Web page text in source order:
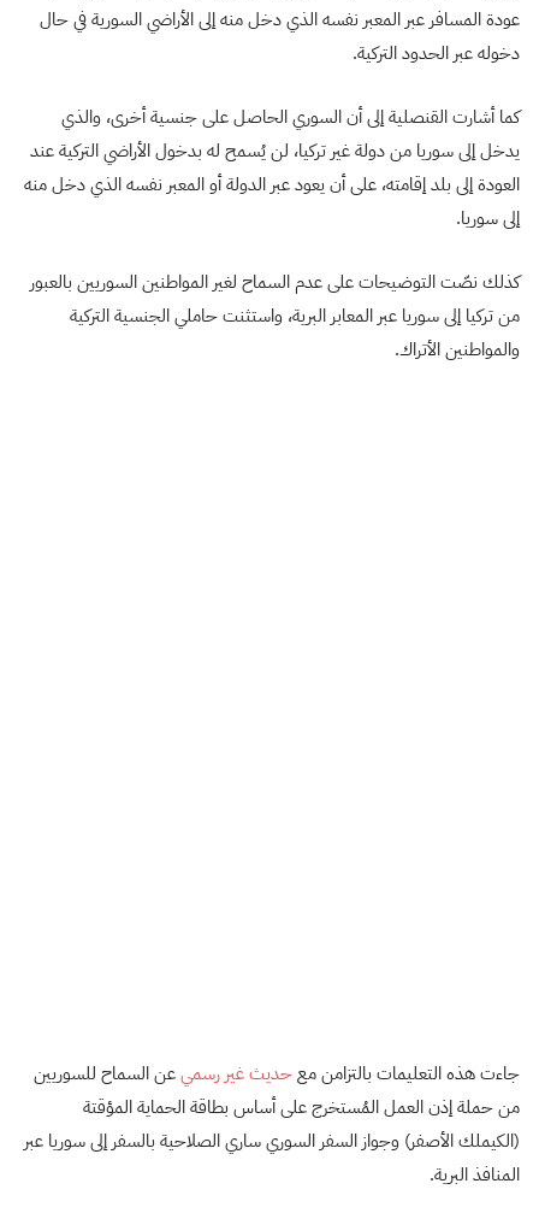
عودة المسافر عبر المعبر نفسه الذي دخل منه إلى الأراضي السورية في حال
دخوله عبر الحدود التركية.
كما أشارت القنصلية إلى أن السوري الحاصل على جنسية أخرى، والذي
يدخل إلى سوريا من دولة غير تركيا، لن يُسمح له بدخول الأراضي التركية عند
العودة إلى بلد إقامته، على أن يعود عبر الدولة أو المعبر نفسه الذي دخل منه
إلى سوريا.
كذلك نصّت التوضيحات على عدم السماح لغير المواطنين السوريين بالعبور
من تركيا إلى سوريا عبر المعابر البرية، واستثنت حاملي الجنسية التركية
والمواطنين الأتراك.
جاءت هذه التعليمات بالتزامن معحديث غير رسميعن السماح للسوريين
من حملة إذن العمل المُستخرج على أساس بطاقة الحماية المؤقتة
(الكيملك الأصفر) وجواز السفر السوري ساري الصلاحية بالسفر إلى سوريا عبر
المنافذ البرية.